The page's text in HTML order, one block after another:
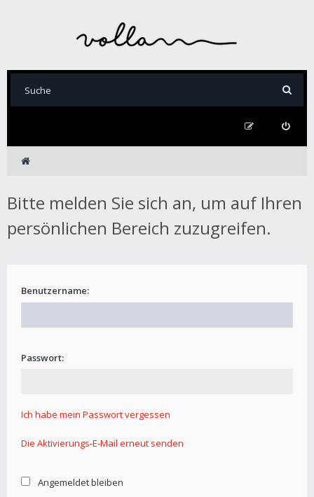
Bitte melden Sie sich an, um auf Ihren
persönlichen Bereich zuzugreifen.
Benutzername:
Passwort:
Ich habe mein Passwort vergessen
Die Aktivierungs-E-Mail erneut senden
Angemeldet bleiben